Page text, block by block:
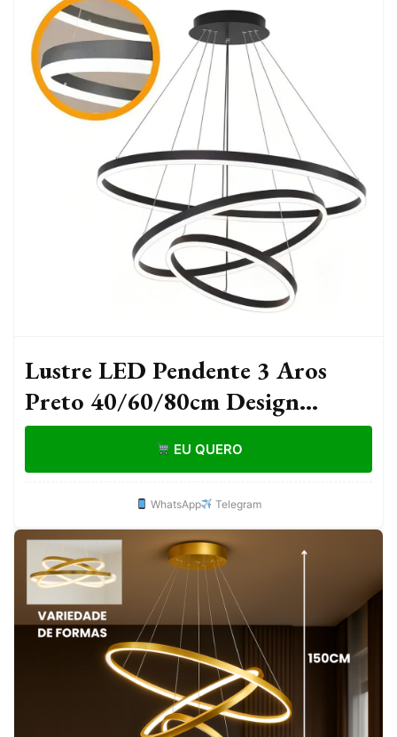
Lustre LED Pendente 3 Aros
Preto 40/60/80cm Design
Moderno e Sofisticado
EU QUERO
WhatsApp Telegram